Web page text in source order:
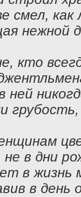
смел, как
нежной
кто
ней
грубость,
не в дни
в жизнь
в день